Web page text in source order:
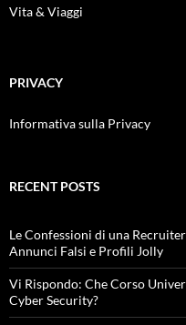
Vita & Viaggi
PRIVACY
Informativa sulla Privacy
RECENT POSTS
Le Confessioni di una
Annunci Falsi e Profili Jolly
Vi Rispondo: Che Corso
Cyber Security?